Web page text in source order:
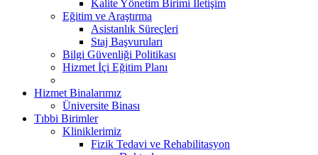
Kalite Yönetim Birimi İletişim
Eğitim ve Araştırma
Asistanlık Süreçleri
Staj Başvuruları
Bilgi Güvenliği Politikası
Hizmet İçi Eğitim Planı
Hizmet Binalarımız
Üniversite Binası
Tıbbi Birimler
Kliniklerimiz
Fizik Tedavi ve Rehabilitasyon